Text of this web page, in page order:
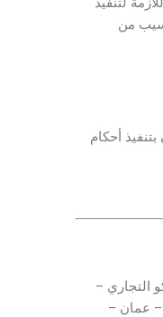
من
أحكام
التجاري –
– عمان –